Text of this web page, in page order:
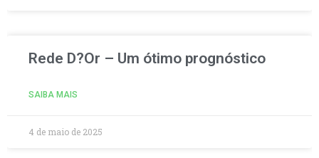
Rede D?Or – Um ótimo prognóstico
SAIBA MAIS
4 de maio de 2025